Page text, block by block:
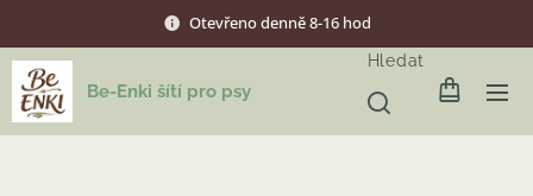
Otevřeno denně 8-16 hod
Be-Enki šítí pro psy
Hledat